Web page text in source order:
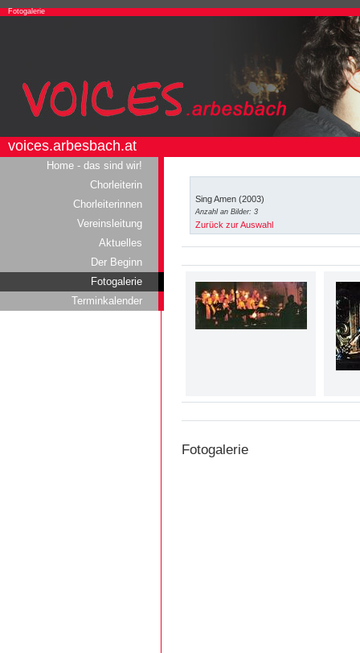
Fotogalerie
voices.arbesbach.at
Home - das sind wir!
Chorleiterin
Chorleiterinnen
Vereinsleitung
Aktuelles
Der Beginn
Fotogalerie
Terminkalender
Sing Amen (2003)
Anzahl an Bilder: 3
Zurück zur Auswahl
Fotogalerie